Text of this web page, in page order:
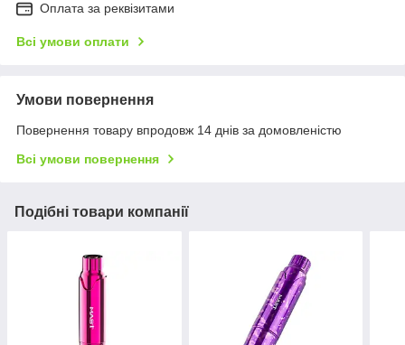
Оплата за реквізитами
Всі умови оплати
Умови повернення
Повернення товару впродовж 14 днів за домовленістю
Всі умови повернення
Подібні товари компанії